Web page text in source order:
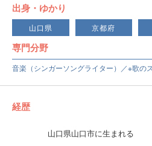
出身・ゆかり
山口県 京都府
専門分野
音楽（シンガーソングライター）／※歌の
経歴
山口県山口市に生まれる